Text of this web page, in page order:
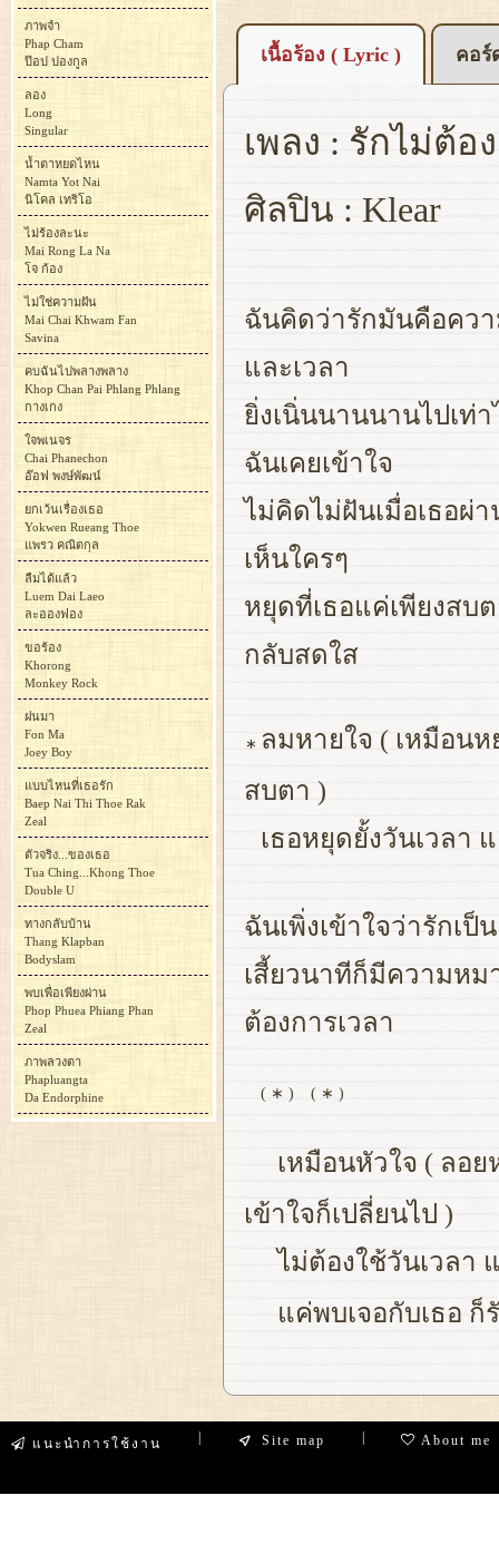
เนื้อร้อง ( Lyric ) คอร์
เพลง : รักไม่ต้อ
ศิลปิน : Klear
ฉันคิดว่ารักมันคือคว
และเวลา
ยิ่งเนิ่นนานนานไปเท่
ฉันเคยเข้าใจ
ไม่คิดไม่ฝันเมื่อเธอผ่
เห็นใครๆ
หยุดที่เธอแค่เพียงสบ
กลับสดใส
∗ ลมหายใจ ( เหมือน
สบตา )
เธอหยุดยั้งวันเวลา
ฉันเพิ่งเข้าใจว่ารักเป็
เสี้ยวนาทีก็มีความหม
ต้องการเวลา
( ∗ ) ( ∗ )
เหมือนหัวใจ ( ลอย
เข้าใจก็เปลี่ยนไป )
ไม่ต้องใช้วันเวลา
แค่พบเจอกับเธอ ก็
ภาพจำ
Phap Cham
ป๊อป ปองกูล
ลอง
Long
Singular
น้ำตาหยดไหน
Namta Yot Nai
นิโคล เทริโอ
ไม่ร้องละนะ
Mai Rong La Na
โจ ก้อง
ไม่ใช่ความฝัน
Mai Chai Khwam Fan
Savina
คบฉันไปพลางพลาง
Khop Chan Pai Phlang Phlang
กางเกง
ใจพเนจร
Chai Phanechon
อ๊อฟ พงษ์พัฒน์
ยกเว้นเรื่องเธอ
Yokwen Rueang Thoe
แพรว คณิตกุล
ลืมได้แล้ว
Luem Dai Laeo
ละอองฟอง
ขอร้อง
Khorong
Monkey Rock
ฝนมา
Fon Ma
Joey Boy
แบบไหนที่เธอรัก
Baep Nai Thi Thoe Rak
Zeal
ตัวจริง...ของเธอ
Tua Ching...Khong Thoe
Double U
ทางกลับบ้าน
Thang Klapban
Bodyslam
พบเพื่อเพียงผ่าน
Phop Phuea Phiang Phan
Zeal
ภาพลวงตา
Phapluangta
Da Endorphine
แนะนำการใช้งาน Site map About me